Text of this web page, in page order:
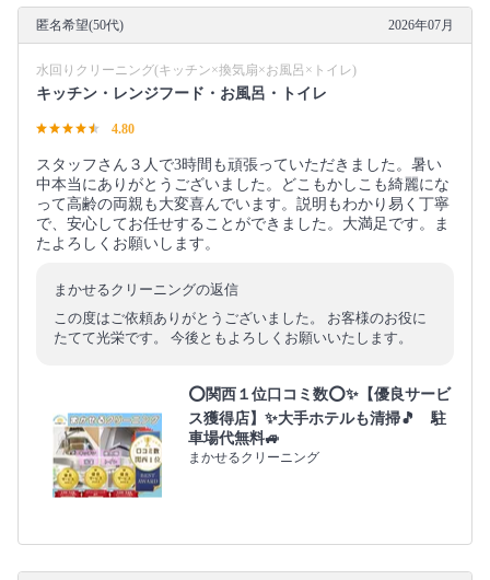
匿名希望(50代) 2026年07月
水回りクリーニング(キッチン×換気扇×お風呂×トイレ)
キッチン・レンジフード・お風呂・トイレ
4.80
スタッフさん３人で3時間も頑張っていただきました。暑い
中本当にありがとうございました。どこもかしこも綺麗にな
って高齢の両親も大変喜んでいます。説明もわかり易く丁寧
で、安心してお任せすることができました。大満足です。ま
たよろしくお願いします。
まかせるクリーニングの返信
この度はご依頼ありがとうございました。 お客様のお役に
たてて光栄です。 今後ともよろしくお願いいたします。
⭕関西１位口コミ数⭕✨【優良サービ
ス獲得店】✨大手ホテルも清掃🎵 駐
車場代無料🚙
まかせるクリーニング